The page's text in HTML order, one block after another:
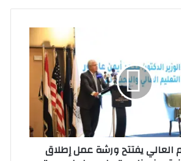
العالي يفتتح ورشة عمل إطلاق